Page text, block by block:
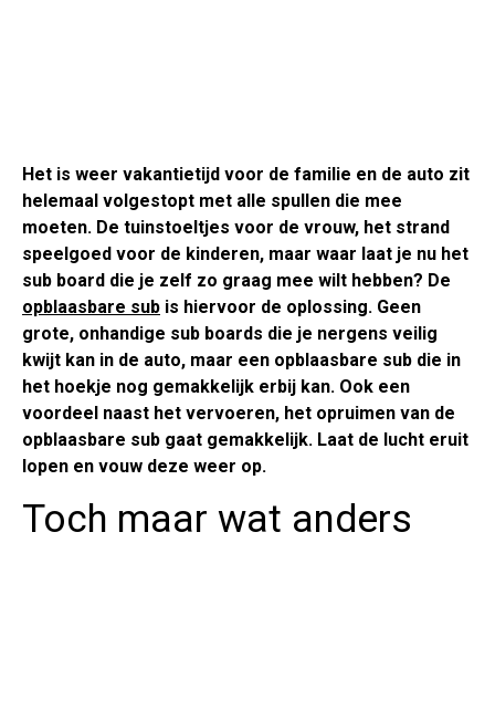
Het is weer vakantietijd voor de familie en de auto zit
helemaal volgestopt met alle spullen die mee
moeten. De tuinstoeltjes voor de vrouw, het strand
speelgoed voor de kinderen, maar waar laat je nu het
sub board die je zelf zo graag mee wilt hebben? De
opblaasbare sub is hiervoor de oplossing. Geen
grote, onhandige sub boards die je nergens veilig
kwijt kan in de auto, maar een opblaasbare sub die in
het hoekje nog gemakkelijk erbij kan. Ook een
voordeel naast het vervoeren, het opruimen van de
opblaasbare sub gaat gemakkelijk. Laat de lucht eruit
lopen en vouw deze weer op.
Toch maar wat anders